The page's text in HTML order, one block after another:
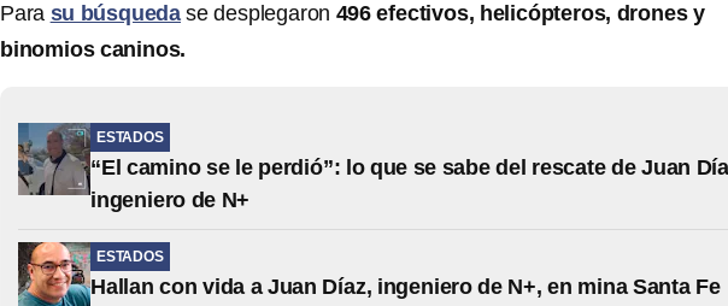
Para su búsqueda se desplegaron 496 efectivos, helicópteros, drones y
binomios caninos.
ESTADOS
“El camino se le perdió”: lo que se sabe del rescate de Juan
ingeniero de N+
ESTADOS
Hallan con vida a Juan Díaz, ingeniero de N+, en mina Santa Fe